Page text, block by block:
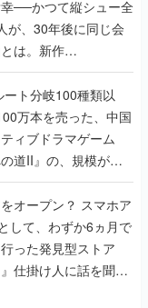
──かつて縦シュー全
が、30年後に同じ会
は。新作
』で初タッグを組
訊く開発秘話
ト分岐100種類以
万本を売った、中国
ィブドラマゲーム
道II』の、規模が違
ーサーに聞いた
ン？ スマホア
して、わずか6ヵ月で
った発見型ストア
仕掛け人に話を聞い